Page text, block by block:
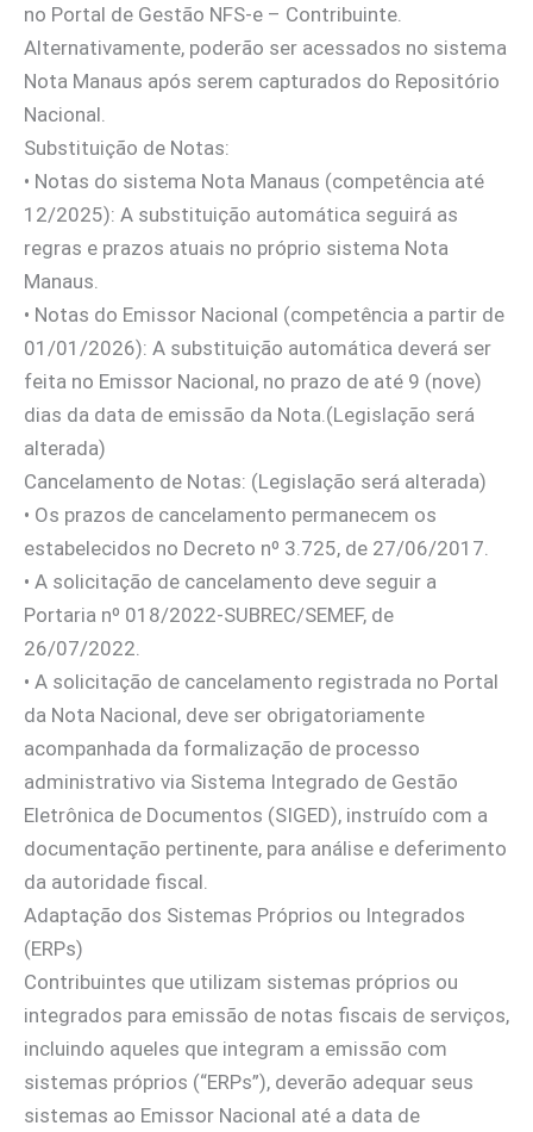
no Portal de Gestão NFS-e – Contribuinte.
Alternativamente, poderão ser acessados no sistema
Nota Manaus após serem capturados do Repositório
Nacional.
Substituição de Notas:
•⁠ ⁠Notas do sistema Nota Manaus (competência até
12/2025): A substituição automática seguirá as
regras e prazos atuais no próprio sistema Nota
Manaus.
•⁠ ⁠Notas do Emissor Nacional (competência a partir de
01/01/2026): A substituição automática deverá ser
feita no Emissor Nacional, no prazo de até 9 (nove)
dias da data de emissão da Nota.(Legislação será
alterada)
Cancelamento de Notas: (Legislação será alterada)
•⁠ ⁠Os prazos de cancelamento permanecem os
estabelecidos no Decreto nº 3.725, de 27/06/2017.
•⁠ ⁠A solicitação de cancelamento deve seguir a
Portaria nº 018/2022-SUBREC/SEMEF, de
26/07/2022.
•⁠ ⁠A solicitação de cancelamento registrada no Portal
da Nota Nacional, deve ser obrigatoriamente
acompanhada da formalização de processo
administrativo via Sistema Integrado de Gestão
Eletrônica de Documentos (SIGED), instruído com a
documentação pertinente, para análise e deferimento
da autoridade fiscal.
Adaptação dos Sistemas Próprios ou Integrados
(ERPs)
Contribuintes que utilizam sistemas próprios ou
integrados para emissão de notas fiscais de serviços,
incluindo aqueles que integram a emissão com
sistemas próprios (“ERPs”), deverão adequar seus
sistemas ao Emissor Nacional até a data de